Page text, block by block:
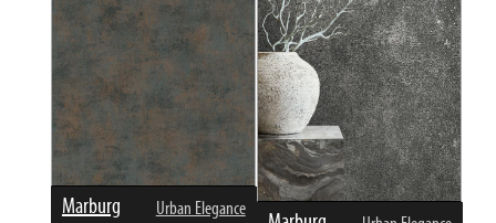
Marburg Urban Elegance